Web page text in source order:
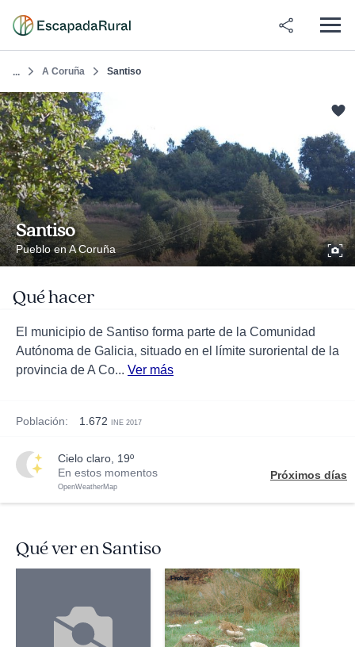
... A Coruña Santiso
Santiso
Pueblo en A Coruña
Qué hacer
El municipio de Santiso forma parte de la Comunidad
Autónoma de Galicia, situado en el límite suroriental de la
provincia de A Co... Ver más
Población: 1.672 INE 2017
cielo claro, 19º
En estos momentos
OpenWeatherMap
Próximos días
Qué ver en Santiso
Freber